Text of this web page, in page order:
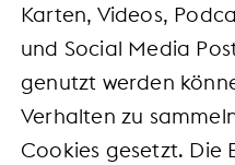
Karten, Videos,
und Social Media
genutzt werden
Verhalten zu
Cookies gesetzt. Die